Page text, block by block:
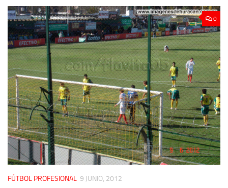
0
FÚTBOL PROFESIONAL 9 JUNIO, 2012